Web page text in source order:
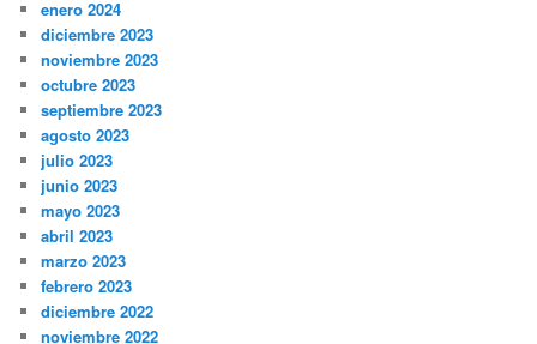
enero 2024
diciembre 2023
noviembre 2023
octubre 2023
septiembre 2023
agosto 2023
julio 2023
junio 2023
mayo 2023
abril 2023
marzo 2023
febrero 2023
diciembre 2022
noviembre 2022